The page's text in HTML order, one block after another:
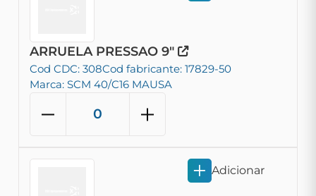
ARRUELA PRESSAO 9"
Cod CDC: 308Cod fabricante: 17829-50
Marca: SCM 40/C16 MAUSA
Adicionar